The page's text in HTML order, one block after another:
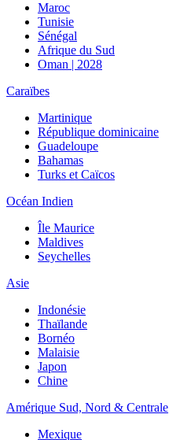
Maroc
Tunisie
Sénégal
Afrique du Sud
Oman | 2028
Caraïbes
Martinique
République dominicaine
Guadeloupe
Bahamas
Turks et Caïcos
Océan Indien
Île Maurice
Maldives
Seychelles
Asie
Indonésie
Thaïlande
Bornéo
Malaisie
Japon
Chine
Amérique Sud, Nord & Centrale
Mexique